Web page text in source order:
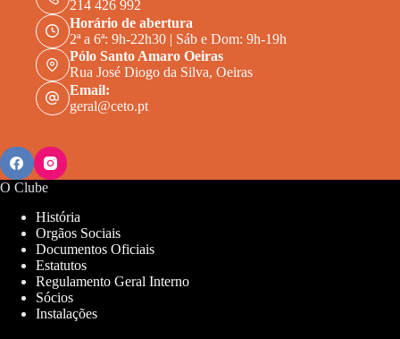
214 426 992
Horário de abertura
2ª a 6ª: 9h-22h30 | Sáb e Dom: 9h-19h
Pólo Santo Amaro Oeiras
Rua José Diogo da Silva, Oeiras
Email:
geral@ceto.pt
O Clube
História
Orgãos Sociais
Documentos Oficiais
Estatutos
Regulamento Geral Interno
Sócios
Instalações